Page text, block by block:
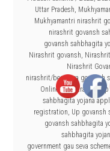
Uttar Pradesh,
Mukhyamantri nirashrit
nirashrit govansh
govansh sahbhagita
Nirashrit govansh,
Nirashrit
nirashrit/besahara govansh
Online Registration ,Up
sahbhagita yojana
registration, Up govansh
govansh sahbhagita
sahbhagita
government gau seva